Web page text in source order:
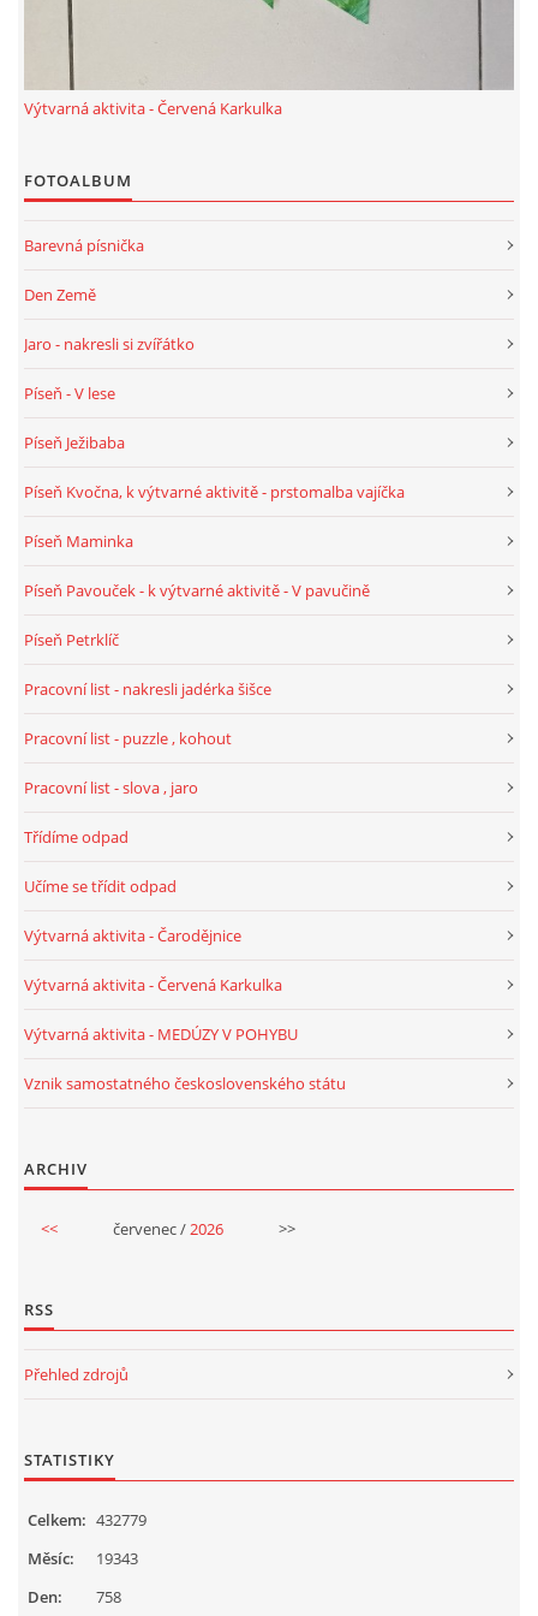
PÍSNĚ K TÉMATU PODZIM
BÁSNĚ K TÉMATU PODZIM
POHYBOVÉ AKTIVITY NA TÉMA PODZIM
BÁSNĚ K TÉMATU ZIMA
VZDĚLÁVACÍ PLÁN OD ZÁŘÍ DO ČERVNA
SMYSLOVÁ AKTIVITA
MONTESSORI AKTIVITA
JÓGOVÉ CVIČENÍ, TYPY, RADY, RECENZE
KALENDÁŘ PRO DĚTI
STÁTNÍ SVÁTKY
SVATÝ VÁCLAV
SVATÁ KATEŘINA 25.LISTOPADU
MIKULÁŠ, ČERTI
Výtvarná aktivita - Červená Karkulka
FOTOALBUM
Barevná písnička
Den Země
Jaro - nakresli si zvířátko
Píseň - V lese
Píseň Ježibaba
Píseň Kvočna, k výtvarné aktivitě - prstomalba vajíčka
Píseň Maminka
Píseň Pavouček - k výtvarné aktivitě - V pavučině
Píseň Petrklíč
Pracovní list - nakresli jadérka šišce
Pracovní list - puzzle , kohout
Pracovní list - slova , jaro
Třídíme odpad
Učíme se třídit odpad
Výtvarná aktivita - Čarodějnice
Výtvarná aktivita - Červená Karkulka
Výtvarná aktivita - MEDÚZY V POHYBU
Vznik samostatného československého státu
ARCHIV
<< červenec / 2026 >>
RSS
Přehled zdrojů
STATISTIKY
Celkem: 432779
Měsíc:
19343
Den:
758